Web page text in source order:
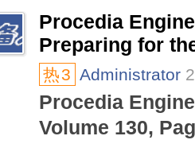
Procedia
Preparing for
热3 Administrator
Procedia
Volume 130,